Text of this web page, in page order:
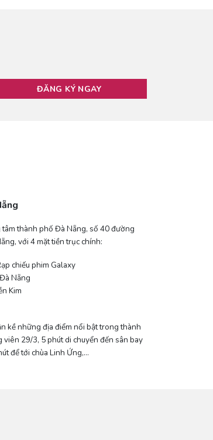
tâm thành phố Đà Nẵng, số 40 đường
với 4 mặt tiền trục chính:
chiếu phim Galaxy
Nẵng
Kim
kề những địa điểm nổi bật trong thành
29/3, 5 phút di chuyển đến sân bay
để tới chùa Linh Ứng,…